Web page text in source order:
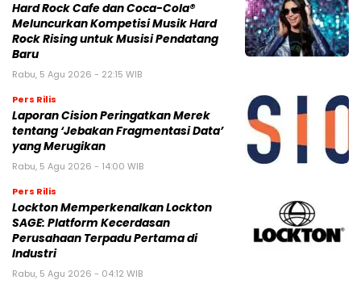
Hard Rock Cafe dan Coca-Cola®
Meluncurkan Kompetisi Musik Hard
Rock Rising untuk Musisi Pendatang
Baru
Rabu, 5 Agu 2026 - 22:15 WIB
Pers Rilis
Laporan Cision Peringatkan Merek
tentang ‘Jebakan Fragmentasi Data’
yang Merugikan
Rabu, 5 Agu 2026 - 14:00 WIB
Pers Rilis
Lockton Memperkenalkan Lockton
SAGE: Platform Kecerdasan
Perusahaan Terpadu Pertama di
Industri
Rabu, 5 Agu 2026 - 04:12 WIB